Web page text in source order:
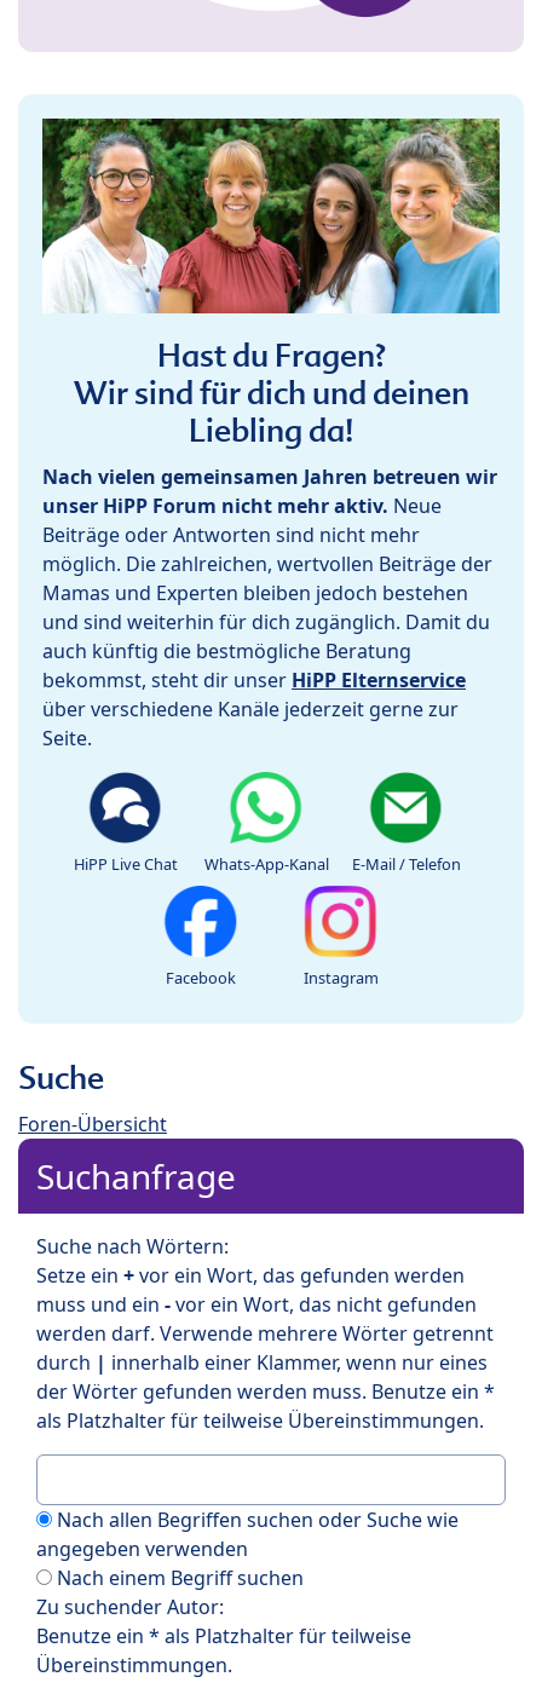
Hast du Fragen?
Wir sind für dich und deinen
Liebling da!
Nach vielen gemeinsamen Jahren betreuen wir
unser HiPP Forum nicht mehr aktiv. Neue
Beiträge oder Antworten sind nicht mehr
möglich. Die zahlreichen, wertvollen Beiträge der
Mamas und Experten bleiben jedoch bestehen
und sind weiterhin für dich zugänglich. Damit du
auch künftig die bestmögliche Beratung
bekommst, steht dir unser HiPP Elternservice
über verschiedene Kanäle jederzeit gerne zur
Seite.
HiPP Live Chat Whats-App-Kanal E-Mail / Telefon
Facebook Instagram
Suche
Foren-Übersicht
Suchanfrage
Suche nach Wörtern:
Setze ein +vor ein Wort, das gefunden werden
muss und ein -vor ein Wort, das nicht gefunden
werden darf. Verwende mehrere Wörter getrennt
durch | innerhalb einer Klammer, wenn nur eines
der Wörter gefunden werden muss. Benutze ein *
als Platzhalter für teilweise Übereinstimmungen.
Nach allen Begriffen suchen oder Suche wie
angegeben verwenden
Nach einem Begriff suchen
Zu suchender Autor:
Benutze ein * als Platzhalter für teilweise
Übereinstimmungen.